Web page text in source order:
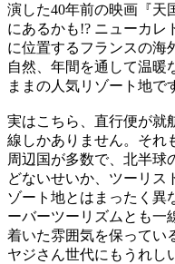
演した40年前の映画『天
にあるかも!? ニューカレ
に位置するフランスの海
自然、年間を通して温暖
ままの人気リゾート地で
実はこちら、直行便が就
線しかありません。それ
周辺国が多数で、北半球
どないせいか、ツーリス
ゾート地とはまったく異
ーバーツーリズムとも一
着いた雰囲気を保ってい
ヤジさん世代にもうれし